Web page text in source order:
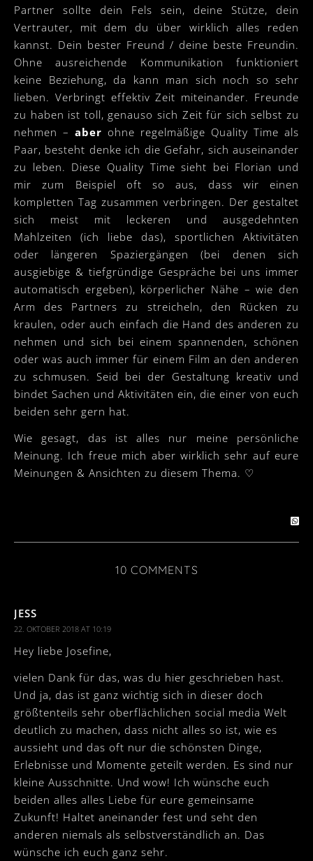
Partner sollte dein Fels sein, deine Stütze, dein
Vertrauter, mit dem du über wirklich alles reden
kannst. Dein bester Freund / deine beste Freundin.
Ohne ausreichende Kommunikation funktioniert
keine Beziehung, da kann man sich noch so sehr
lieben. Verbringt effektiv Zeit miteinander. Freunde
zu haben ist toll, genauso sich Zeit für sich selbst zu
nehmen – aber ohne regelmäßige Quality Time als
Paar, besteht denke ich die Gefahr, sich auseinander
zu leben. Diese Quality Time sieht bei Florian und
mir zum Beispiel oft so aus, dass wir einen
kompletten Tag zusammen verbringen. Der gestaltet
sich meist mit leckeren und ausgedehnten
Mahlzeiten (ich liebe das), sportlichen Aktivitäten
oder längeren Spaziergängen (bei denen sich
ausgiebige & tiefgründige Gespräche bei uns immer
automatisch ergeben), körperlicher Nähe – wie den
Arm des Partners zu streicheln, den Rücken zu
kraulen, oder auch einfach die Hand des anderen zu
nehmen und sich bei einem spannenden, schönen
oder was auch immer für einem Film an den anderen
zu schmusen. Seid bei der Gestaltung kreativ und
bindet Sachen und Aktivitäten ein, die einer von euch
beiden sehr gern hat.
Wie gesagt, das ist alles nur meine persönliche
Meinung. Ich freue mich aber wirklich sehr auf eure
Meinungen & Ansichten zu diesem Thema. ♡
10 COMMENTS
JESS
22. OKTOBER 2018 AT 10:19
Hey liebe Josefine,
vielen Dank für das, was du hier geschrieben hast.
Und ja, das ist ganz wichtig sich in dieser doch
größtenteils sehr oberflächlichen social media Welt
deutlich zu machen, dass nicht alles so ist, wie es
aussieht und das oft nur die schönsten Dinge,
Erlebnisse und Momente geteilt werden. Es sind nur
kleine Ausschnitte. Und wow! Ich wünsche euch
beiden alles alles Liebe für eure gemeinsame
Zukunft! Haltet aneinander fest und seht den
anderen niemals als selbstverständlich an. Das
wünsche ich euch ganz sehr.